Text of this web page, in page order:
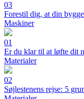
03
Forestil dig, at din
Maskiner
01
Er du klar til at løfte dit
Materialer
02
Søjlestenens rejse: 5